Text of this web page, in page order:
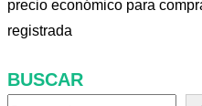
precio económico para
registrada
BUSCAR